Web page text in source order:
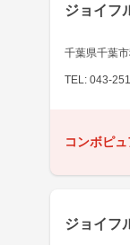
ジョイフ
千葉県千葉
TEL: 043-
コンボピ
ジョイフ